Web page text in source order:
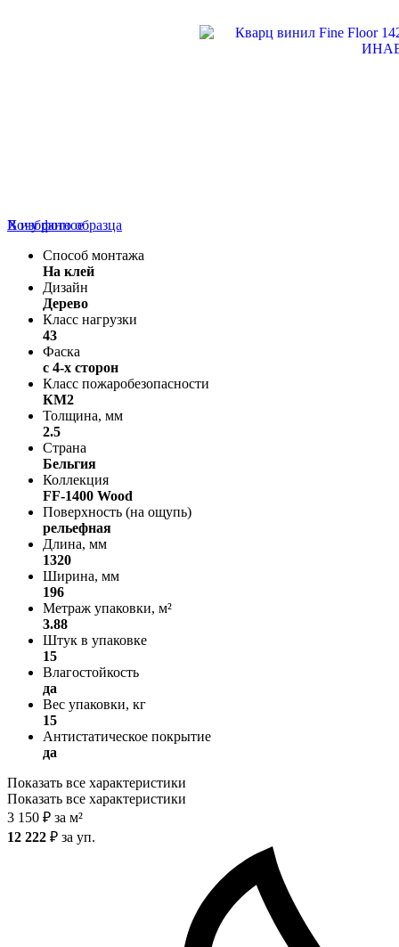
В избранное
Хочу фото образца
Способ монтажа
На клей
Дизайн
Дерево
Класс нагрузки
43
Фаска
с 4-х сторон
Класс пожаробезопасности
КМ2
Толщина, мм
2.5
Страна
Бельгия
Коллекция
FF-1400 Wood
Поверхность (на ощупь)
рельефная
Длина, мм
1320
Ширина, мм
196
Метраж упаковки, м²
3.88
Штук в упаковке
15
Влагостойкость
да
Вес упаковки, кг
15
Антистатическое покрытие
да
Показать все характеристики
Показать все характеристики
3 150 ₽ за м²
12 222 ₽ за уп.